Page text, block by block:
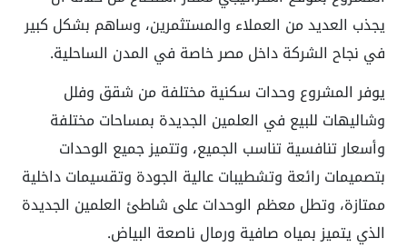
يجذب العديد من العملاء والمستثمرين، وساهم بشكل كبير
في نجاح الشركة داخل مصر خاصة في المدن الساحلية.
يوفر المشروع وحدات سكنية مختلفة من شقق وفلل
وشاليهات للبيع في العلمين الجديدة بمساحات مختلفة
وأسعار تنافسية تناسب الجميع، وتتميز جميع الوحدات
بتصميمات رائعة وتشطيبات عالية الجودة وتقسيمات داخلية
ممتازة، وتطل معظم الوحدات على شاطئ العلمين الجديدة
الذي يتميز بمياه صافية ورمال ناصعة البياض.